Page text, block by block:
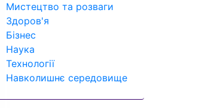
Мистецтво та розваги
Здоров'я
Бізнес
Наука
Технології
Навколишнє середовище